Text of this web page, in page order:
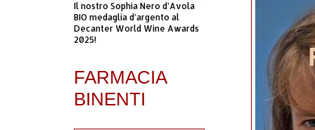
Il nostro Sophia Nero d’Avola
BIO medaglia d’argento al
Decanter World Wine Awards
2025!
FARMACIA
BINENTI